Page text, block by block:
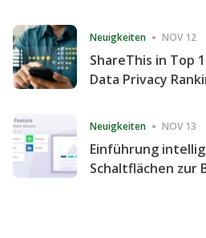
Neuigkeiten NOV 12
ShareThis in Top
Data Privacy
Neuigkeiten NOV 13
Einführung
Schaltflächen zur